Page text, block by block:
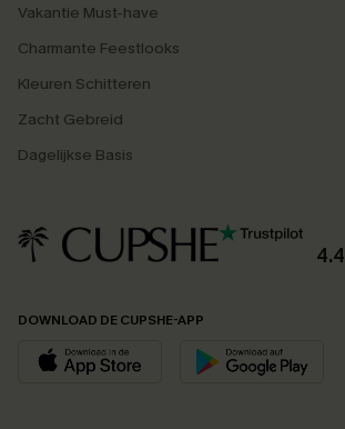
Vakantie Must-have
Charmante Feestlooks
Kleuren Schitteren
Zacht Gebreid
Dagelijkse Basis
4.4
DOWNLOAD DE CUPSHE-APP